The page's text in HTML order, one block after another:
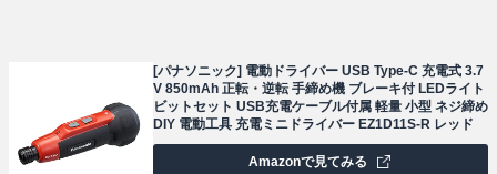
[パナソニック] 電動ドライバー USB Type-C 充電式 3.7
V 850mAh 正転・逆転 手締め機 ブレーキ付 LEDライト
ビットセット USB充電ケーブル付属 軽量 小型 ネジ締め
DIY 電動工具 充電ミニドライバー EZ1D11S-R レッド
Amazonで見てみる